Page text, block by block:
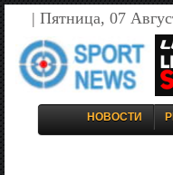
| Пятница, 07
НОВОСТИ